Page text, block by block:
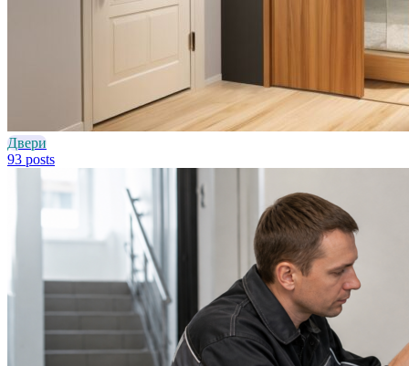
Двери
93 posts